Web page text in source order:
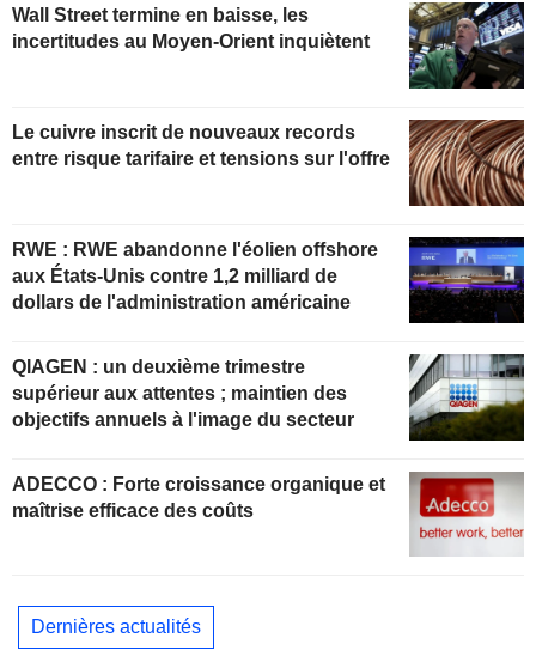
Wall Street termine en baisse, les
incertitudes au Moyen-Orient inquiètent
Le cuivre inscrit de nouveaux records
entre risque tarifaire et tensions sur l'offre
RWE : RWE abandonne l'éolien offshore
aux États-Unis contre 1,2 milliard de
dollars de l'administration américaine
QIAGEN : un deuxième trimestre
supérieur aux attentes ; maintien des
objectifs annuels à l'image du secteur
ADECCO : Forte croissance organique et
maîtrise efficace des coûts
Dernières actualités